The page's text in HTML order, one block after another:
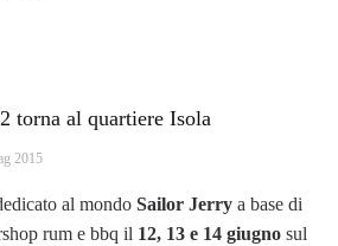
torna al quartiere Isola
2015
al mondo Sailor Jerry a base di
rum e bbq il 12, 13 e 14 giugno sul